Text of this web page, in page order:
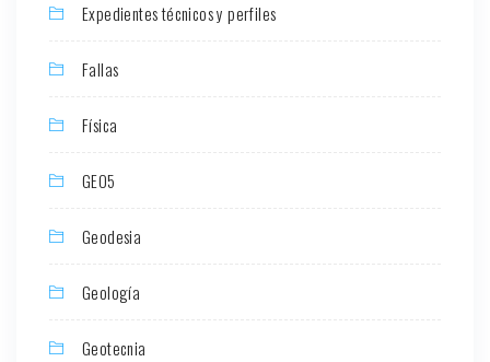
Expedientes técnicos y perfiles
Fallas
Física
GEO5
Geodesia
Geología
Geotecnia